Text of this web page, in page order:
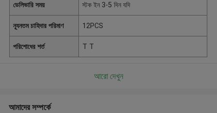
ডেলিভারি সময় স্টক ইন 3-5 দিন যদি
ন্যূনতম চাহিদার পরিমাণ 12PCS
পরিশোধের শর্ত T T
আরো দেখুন
আমাদের সম্পর্কে